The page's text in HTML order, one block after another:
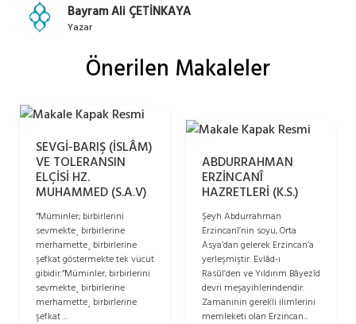
Bayram Ali ÇETİNKAYA
Yazar
Önerilen Makaleler
SEVGİ-BARIŞ (İSLÂM)
VE TOLERANSIN
ELÇİSİ HZ.
MUHAMMED (S.A.V)
”Müminler; birbirlerini
sevmekte¸ birbirlerine
merhamette¸ birbirlerine
şefkat göstermekte tek vücut
gibidir.”Müminler; birbirlerini
sevmekte¸ birbirlerine
merhamette¸ birbirlerine
şefkat ...
ABDURRAHMAN
ERZİNCANÎ
HAZRETLERİ (K.S.)
Şeyh Abdurrahman
Erzincanî’nin soyu, Orta
Asya’dan gelerek Erzincan’a
yerleşmiştir. Evlâd-ı
Rasûl’den ve Yıldırım Bâyezîd
devri meşayihlerindendir.
Zamanının gerekli ilimlerini
memleketi olan Erzincan...